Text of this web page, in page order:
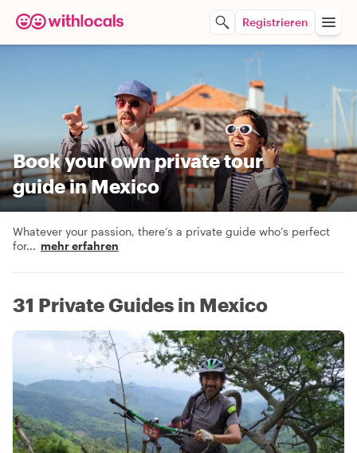
Registrieren
Book your own private tour
guide in Mexico
Whatever your passion, there’s a private guide who’s perfect
for... mehr erfahren
31 Private Guides in Mexico